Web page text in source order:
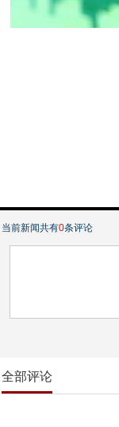
当前新闻共有0条评论
全部评论